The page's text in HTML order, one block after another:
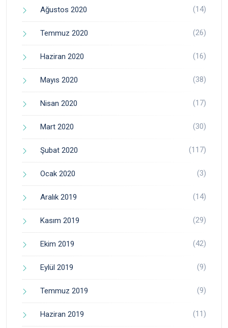
Ağustos 2020 (14)
Temmuz 2020 (26)
Haziran 2020 (16)
Mayıs 2020 (38)
Nisan 2020 (17)
Mart 2020 (30)
Şubat 2020 (117)
Ocak 2020 (3)
Aralık 2019 (14)
Kasım 2019 (29)
Ekim 2019 (42)
Eylül 2019 (9)
Temmuz 2019 (9)
Haziran 2019 (11)